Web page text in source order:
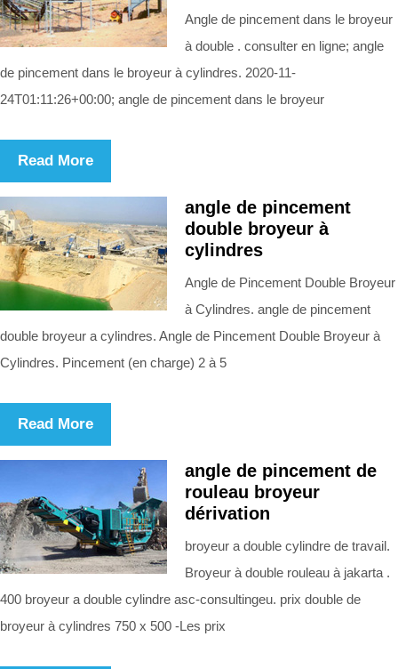
Angle de pincement dans le broyeur
à double . consulter en ligne; angle
de pincement dans le broyeur à cylindres. 2020-11-
24T01:11:26+00:00; angle de pincement dans le broyeur
Read More
angle de pincement
double broyeur à
cylindres
Angle de Pincement Double Broyeur
à Cylindres. angle de pincement
double broyeur a cylindres. Angle de Pincement Double Broyeur à
Cylindres. Pincement (en charge) 2 à 5
Read More
angle de pincement de
rouleau broyeur
dérivation
broyeur a double cylindre de travail.
Broyeur à double rouleau à jakarta .
400 broyeur a double cylindre asc-consultingeu. prix double de
broyeur à cylindres 750 x 500 -Les prix